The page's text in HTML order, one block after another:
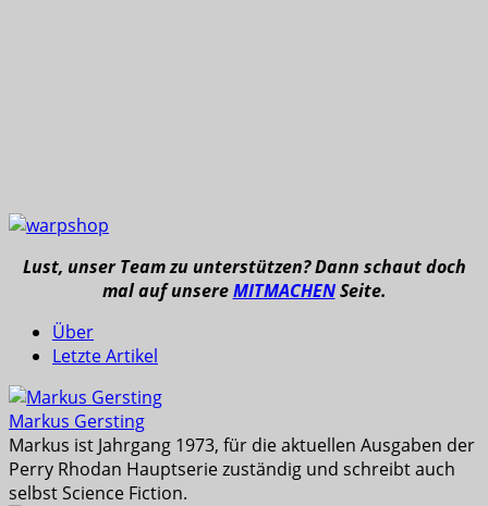
Lust, unser Team zu unterstützen? Dann schaut doch
mal auf unsereMITMACHENSeite.
Über
Letzte Artikel
Markus Gersting
Markus ist Jahrgang 1973, für die aktuellen Ausgaben der
Perry Rhodan Hauptserie zuständig und schreibt auch
selbst Science Fiction.